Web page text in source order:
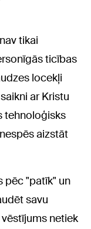
tikai
ticības
locekļi
ar Kristu
tehnoloģisks
aizstāt
pēc "patīk" un
savu
netiek